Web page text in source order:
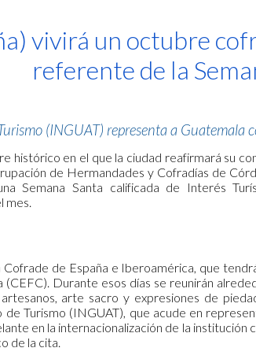
Skip to
vivirá un octubre
referente de la
(INGUAT) representa a Guatemala
histórico en el que la ciudad reafirmará su
de Hermandades y Cofradías de
Semana Santa calificada de Interés
Cofrade de España e Iberoamérica, que
Durante esos días se reunirán
arte sacro y expresiones de
Turismo (INGUAT), que acude en
en la internacionalización de la
de la cita.